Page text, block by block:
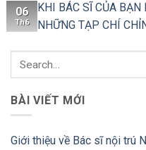
06
Th6
KHI BÁC SĨ CỦA BẠN
NHỮNG TẠP CHÍ
BÀI VIẾT MỚI
Giới thiệu về Bác sĩ nội trú